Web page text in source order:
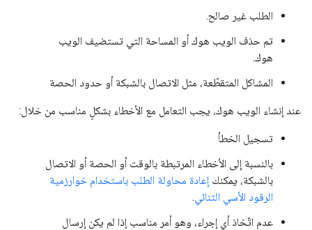
الطلب غير صالح.
تم حذف الويب هوك أو المساحة التي تستضيف الويب
هوك.
المشاكل المتقطّعة، مثل الاتصال بالشبكة أو حدود الحصة
عند إنشاء الويب هوك، يجب التعامل مع الأخطاء بشكلٍ مناسب من خلال:
تسجيل الخطأ
بالنسبة إلى الأخطاء المرتبطة بالوقت أو الحصة أو الاتصال
بالشبكة، يمكنك إعادة محاولة الطلب باستخدام خوارزمية
الرقود الأسي الثنائي.
عدم اتّخاذ أي إجراء، وهو أمر مناسب إذا لم يكن إرسال